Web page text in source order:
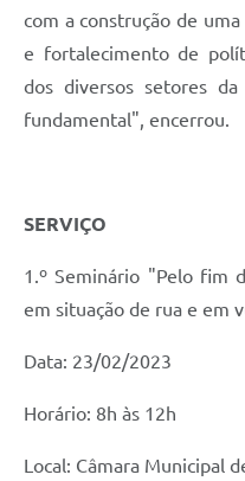
com a construção de
e fortalecimento de
dos diversos setores
fundamental", encerrou.
SERVIÇO
1.º Seminário "Pelo fim
em situação de rua e em
Data: 23/02/2023
Horário: 8h às 12h
Local: Câmara Municipal